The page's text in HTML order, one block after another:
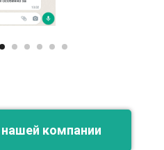
компании